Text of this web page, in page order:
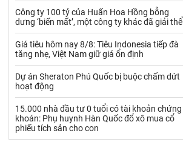
Than Thức ăn chăn nuôi
Thủy hải sản khác Tôm
Vàng
VLXD khác
Xi măng - Clynker
Công ty 100 tỷ của Huấn Hoa Hồng bỗng
dưng ‘biến mất’, một công ty khác đã giải thể
Giá tiêu hôm nay 8/8: Tiêu Indonesia tiếp đà
tăng nhẹ, Việt Nam giữ giá ổn định
Dự án Sheraton Phú Quốc bị buộc chấm dứt
hoạt động
15.000 nhà đầu tư 0 tuổi có tài khoản chứng
khoán: Phụ huynh Hàn Quốc đổ xô mua cổ
phiếu tích sản cho con